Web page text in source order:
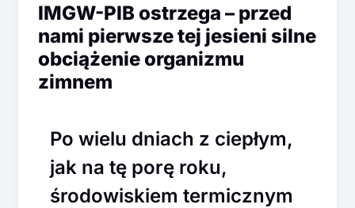
IMGW-PIB ostrzega – przed
nami pierwsze tej jesieni silne
obciążenie organizmu
zimnem
Po wielu dniach z ciepłym,
jak na tę porę roku,
środowiskiem termicznym